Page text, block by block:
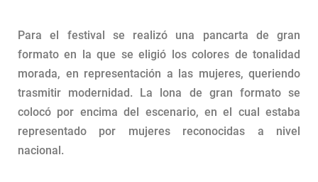
Para el festival se realizó una pancarta de gran
formato en la que se eligió los colores de tonalidad
morada, en representación a las mujeres, queriendo
trasmitir modernidad. La lona de gran formato se
colocó por encima del escenario, en el cual estaba
representado por mujeres reconocidas a nivel
nacional.